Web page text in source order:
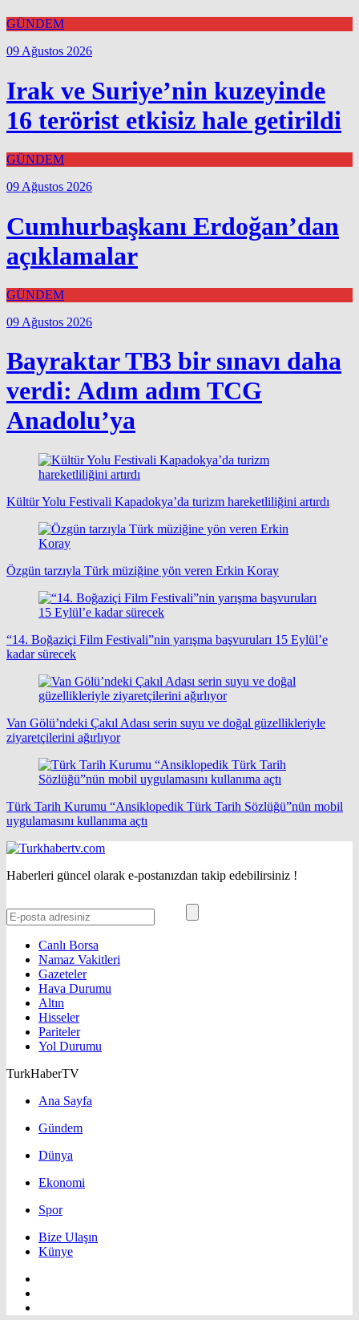
GÜNDEM
09 Ağustos 2026
Irak ve Suriye’nin kuzeyinde
16 terörist etkisiz hale getirildi
GÜNDEM
09 Ağustos 2026
Cumhurbaşkanı Erdoğan’dan
açıklamalar
GÜNDEM
09 Ağustos 2026
Bayraktar TB3 bir sınavı daha
verdi: Adım adım TCG
Anadolu’ya
Kültür Yolu Festivali Kapadokya’da turizm hareketliliğini artırdı
Özgün tarzıyla Türk müziğine yön veren Erkin Koray
“14. Boğaziçi Film Festivali”nin yarışma başvuruları 15 Eylül’e
kadar sürecek
Van Gölü’ndeki Çakıl Adası serin suyu ve doğal güzellikleriyle
ziyaretçilerini ağırlıyor
Türk Tarih Kurumu “Ansiklopedik Türk Tarih Sözlüğü”nün mobil
uygulamasını kullanıma açtı
Haberleri güncel olarak e-postanızdan takip edebilirsiniz !
Canlı Borsa
Namaz Vakitleri
Gazeteler
Hava Durumu
Altın
Hisseler
Pariteler
Yol Durumu
TurkHaberTV
Ana Sayfa
Gündem
Dünya
Ekonomi
Spor
Bize Ulaşın
Künye